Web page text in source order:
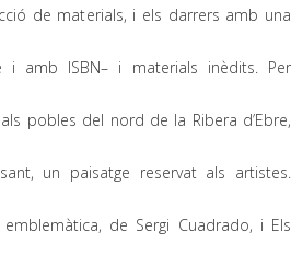
de materials, i els darrers amb una
amb ISBN– i materials inèdits. Per
pobles del nord de la Ribera d’Ebre,
un paisatge reservat als artistes.
de Sergi Cuadrado, i Els